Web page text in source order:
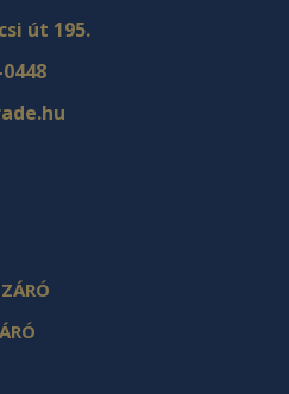
út 195.